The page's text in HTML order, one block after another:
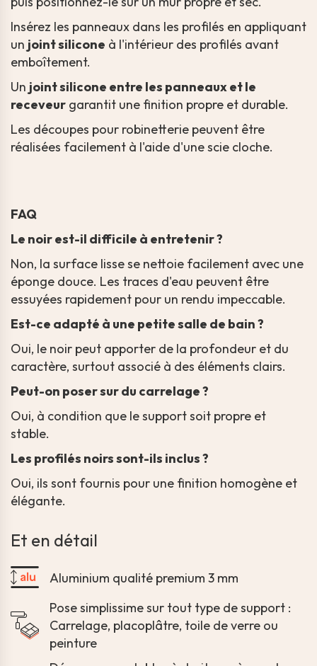
Insérez les panneaux dans les profilés en appliquant
un joint silicone à l'intérieur des profilés avant
emboîtement.
Un joint silicone entre les panneaux et le
receveur garantit une finition propre et durable.
Les découpes pour robinetterie peuvent être
réalisées facilement à l'aide d'une scie cloche.
FAQ
Le noir est-il difficile à entretenir ?
Non, la surface lisse se nettoie facilement avec une
éponge douce. Les traces d'eau peuvent être
essuyées rapidement pour un rendu impeccable.
Est-ce adapté à une petite salle de bain ?
Oui, le noir peut apporter de la profondeur et du
caractère, surtout associé à des éléments clairs.
Peut-on poser sur du carrelage ?
Oui, à condition que le support soit propre et
stable.
Les profilés noirs sont-ils inclus ?
Oui, ils sont fournis pour une finition homogène et
élégante.
Et en détail
Aluminium qualité premium 3 mm
Pose simplissime sur tout type de support :
Carrelage, placoplâtre, toile de verre ou
peinture